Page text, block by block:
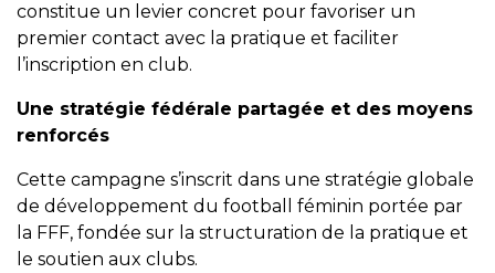
constitue un levier concret pour favoriser un
premier contact avec la pratique et faciliter
l’inscription en club.
Une stratégie fédérale partagée et des moyens
renforcés
Cette campagne s’inscrit dans une stratégie globale
de développement du football féminin portée par
la FFF, fondée sur la structuration de la pratique et
le soutien aux clubs.